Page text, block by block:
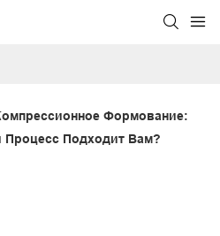
Формование:
Процесс Подходит Вам?